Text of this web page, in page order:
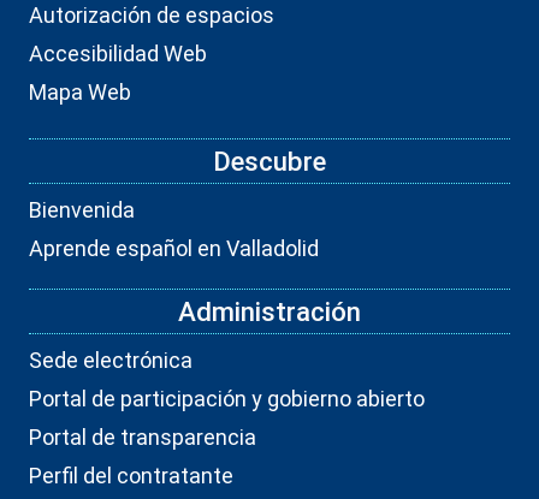
Autorización de espacios
Accesibilidad Web
Mapa Web
Descubre
Bienvenida
Aprende español en Valladolid
Administración
Sede electrónica
Portal de participación y gobierno abierto
Portal de transparencia
Perfil del contratante